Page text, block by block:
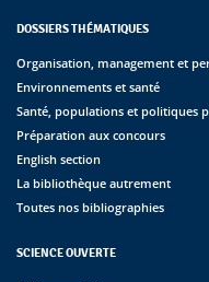
DOSSIERS THÉMATIQUES
Organisation, management et
Environnements et santé
Santé, populations et politiques
Préparation aux concours
English section
La bibliothèque autrement
Toutes nos bibliographies
SCIENCE OUVERTE